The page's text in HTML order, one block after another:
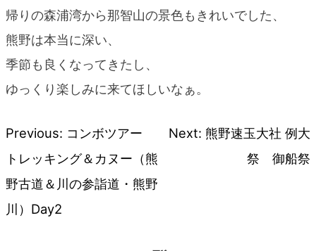
帰りの森浦湾から那智山の景色もきれいでした、
熊野は本当に深い、
季節も良くなってきたし、
ゆっくり楽しみに来てほしいなぁ。
投
稿
ナ
Previous: コンボツアー
トレッキング＆カヌー（熊
野古道＆川の参詣道・熊野
川）Day2
Next: 熊野速玉大社 例大
祭 御船祭